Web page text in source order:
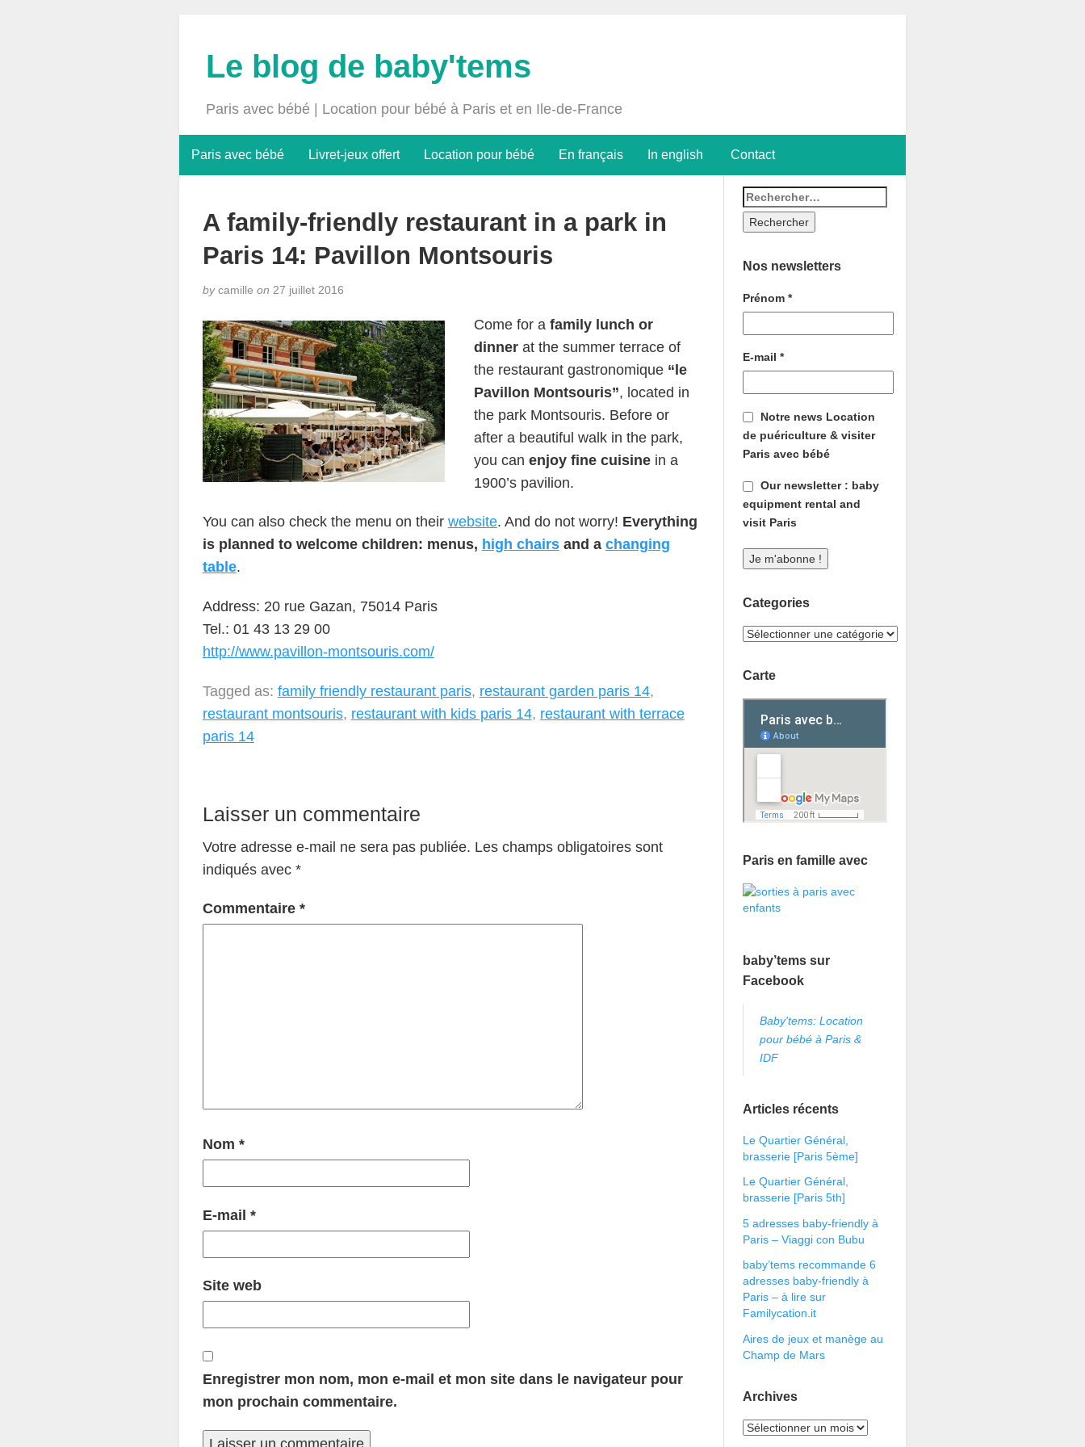
Le blog de baby'tems
Paris avec bébé | Location pour bébé à Paris et en Ile-de-France
Paris avec bébé Livret-jeux offert Location pour bébé En français In english Contact
A family-friendly restaurant in a park in
Paris 14: Pavillon Montsouris
bycamille on 27 juillet 2016
Come for a family lunch or
dinnerat the summer terrace of
the restaurant gastronomique “le
Pavillon Montsouris”, located in
the park Montsouris. Before or
after a beautiful walk in the park,
you can enjoy fine cuisinein a
1900’s pavilion.
You can also check the menu on their website. And do not worry! Everything
is planned to welcome children: menus, high chairsand a changing
table.
Address: 20 rue Gazan, 75014 Paris
Tel.: 01 43 13 29 00
http://www.pavillon-montsouris.com/
Tagged as: family friendly restaurant paris, restaurant garden paris 14,
restaurant montsouris, restaurant with kids paris 14, restaurant with terrace
paris 14
Laisser un commentaire
Votre adresse e-mail ne sera pas publiée. Les champs obligatoires sont
indiqués avec *
Commentaire *
Nom *
E-mail *
Site web
Enregistrer mon nom, mon e-mail et mon site dans le navigateur pour
mon prochain commentaire.
Nos newsletters
Prénom*
E-mail*
Notre news Location
de puériculture & visiter
Paris avec bébé
Our newsletter : baby
equipment rental and
visit Paris
Categories
Carte
Paris en famille avec
baby’tems sur
Facebook
Baby'tems: Location
pour bébé à Paris &
IDF
Articles récents
Le Quartier Général,
brasserie [Paris 5ème]
Le Quartier Général,
brasserie [Paris 5th]
5 adresses baby-friendly à
Paris – Viaggi con Bubu
baby’tems recommande 6
adresses baby-friendly à
Paris – à lire sur
Familycation.it
Aires de jeux et manège au
Champ de Mars
Archives